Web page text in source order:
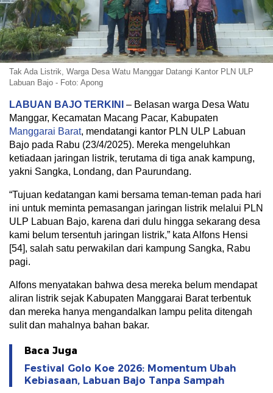
Tak Ada Listrik, Warga Desa Watu Manggar Datangi Kantor PLN ULP
Labuan Bajo - Foto: Apong
LABUAN BAJO TERKINI
– Belasan warga Desa Watu
Manggar, Kecamatan Macang Pacar, Kabupaten
Manggarai Barat, mendatangi kantor PLN ULP Labuan
Bajo pada Rabu (23/4/2025). Mereka mengeluhkan
ketiadaan jaringan listrik, terutama di tiga anak kampung,
yakni Sangka, Londang, dan Paurundang.
“Tujuan kedatangan kami bersama teman-teman pada hari
ini untuk meminta pemasangan jaringan listrik melalui PLN
ULP Labuan Bajo, karena dari dulu hingga sekarang desa
kami belum tersentuh jaringan listrik,” kata Alfons Hensi
[54], salah satu perwakilan dari kampung Sangka, Rabu
pagi.
Alfons menyatakan bahwa desa mereka belum mendapat
aliran listrik sejak Kabupaten Manggarai Barat terbentuk
dan mereka hanya mengandalkan lampu pelita ditengah
sulit dan mahalnya bahan bakar.
Baca Juga
Festival Golo Koe 2026: Momentum Ubah
Kebiasaan, Labuan Bajo Tanpa Sampah